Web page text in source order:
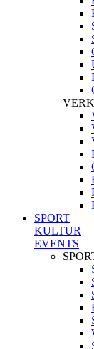
SPORT
KULTUR
EVENTS